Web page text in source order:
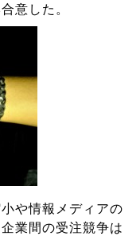
意した。
や情報メディアの
業間の受注競争は